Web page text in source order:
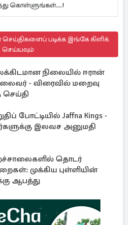
கொள்ளுங்கள்...!
படிக்க இங்கே கிளிக்
செய்யவும்
நிலையில் ஈரான்
- விரைவில் மறைவு
செய்தி
போட்டியில் Jaffna Kings -
இலவச அனுமதி
தொடர்
முக்கிய புள்ளியின்
ஆபத்து